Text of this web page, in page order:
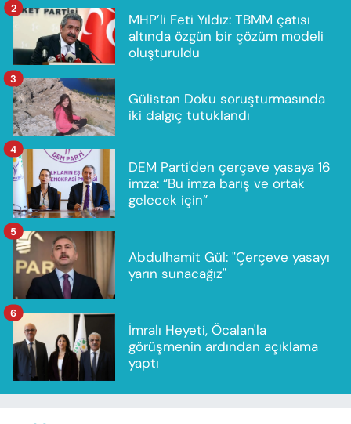
MHP’li Feti Yıldız: TBMM çatısı
altında özgün bir çözüm modeli
oluşturuldu
2
Gülistan Doku soruşturmasında
iki dalgıç tutuklandı
3
DEM Parti'den çerçeve yasaya 16
imza: “Bu imza barış ve ortak
gelecek için”
4
Abdulhamit Gül: "Çerçeve yasayı
yarın sunacağız"
5
İmralı Heyeti, Öcalan'la
görüşmenin ardından açıklama
yaptı
6